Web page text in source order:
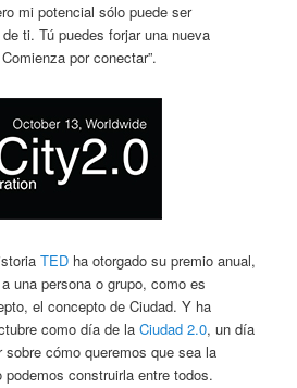
mi potencial sólo puede ser
ti. Tú puedes forjar una nueva
por conectar”.
TED ha otorgado su premio anual,
una persona o grupo, como es
el concepto de Ciudad. Y ha
como día de laCiudad 2.0, un día
cómo queremos que sea la
construirla entre todos.